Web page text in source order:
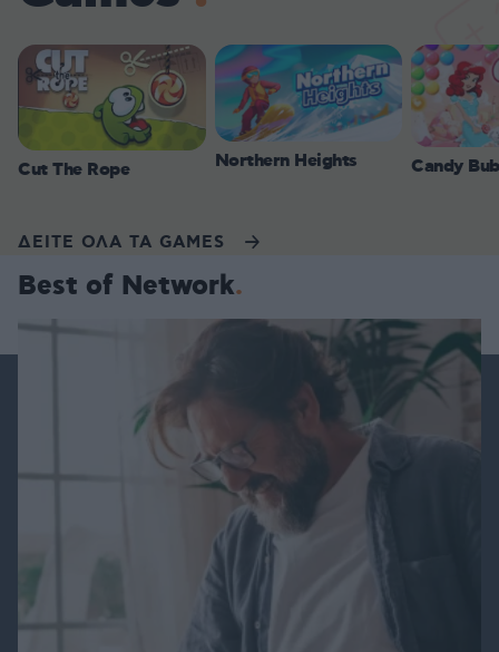
Cut The Rope Northern Heights Candy
ΔΕΙΤΕ ΟΛΑ ΤΑ GAMES
Best of Network